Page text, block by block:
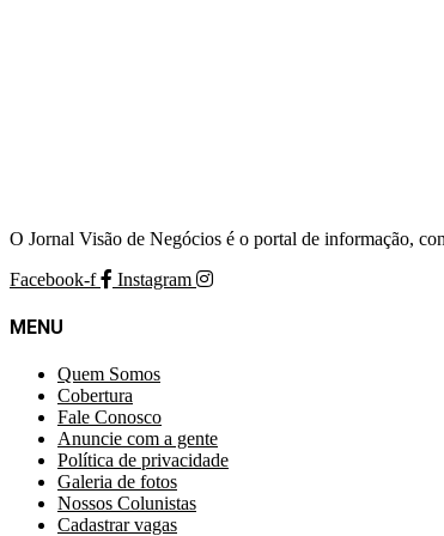
O Jornal Visão de Negócios é o portal de informação,
Facebook-f
Instagram
MENU
Quem Somos
Cobertura
Fale Conosco
Anuncie com a gente
Política de privacidade
Galeria de fotos
Nossos Colunistas
Cadastrar vagas